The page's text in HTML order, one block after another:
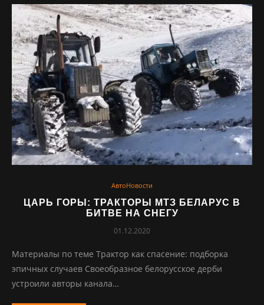
АвтоНовости
ЦАРЬ ГОРЫ: ТРАКТОРЫ МТЗ БЕЛАРУС В
БИТВЕ НА СНЕГУ
01.12.2020
Материалы по теме Трактор как спасение: подборка
эпичных случаев Своеобразное белорусское дерби
устроили авторы канала…